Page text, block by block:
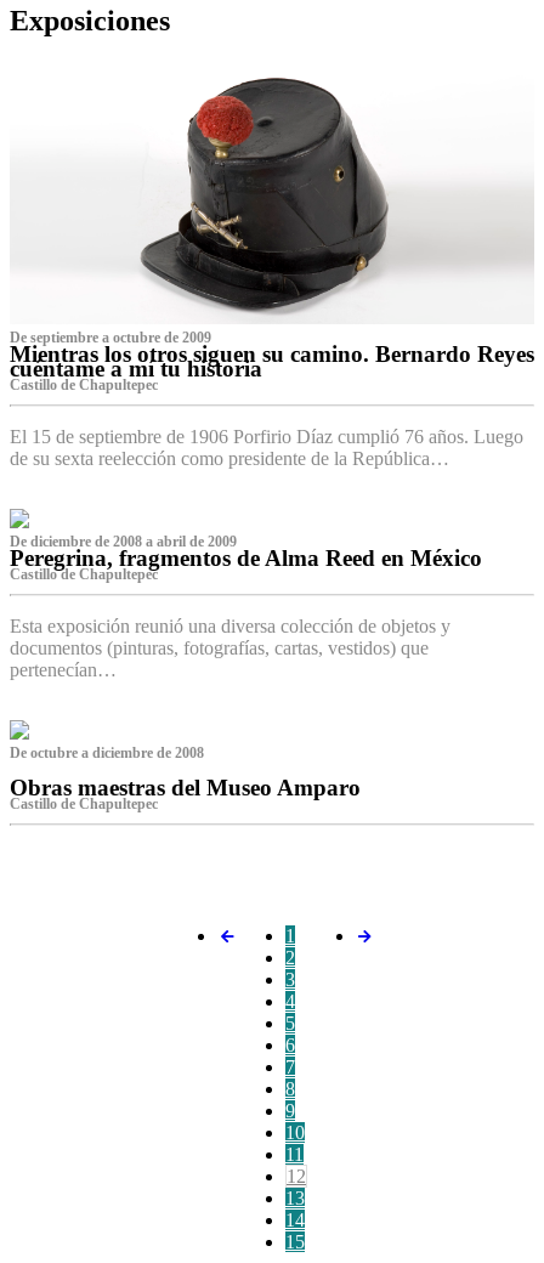
Exposiciones
De septiembre a octubre de 2009
Mientras los otros siguen su camino. Bernardo Reyes
cuéntame a mí tu historia
Castillo de Chapultepec
El 15 de septiembre de 1906 Porfirio Díaz cumplió 76 años. Luego
de su sexta reelección como presidente de la República…
De diciembre de 2008 a abril de 2009
Peregrina, fragmentos de Alma Reed en México
Castillo de Chapultepec
Esta exposición reunió una diversa colección de objetos y
documentos (pinturas, fotografías, cartas, vestidos) que
pertenecían…
De octubre a diciembre de 2008
Obras maestras del Museo Amparo
Castillo de Chapultepec
1
2
3
4
5
6
7
8
9
10
11
12
13
14
15